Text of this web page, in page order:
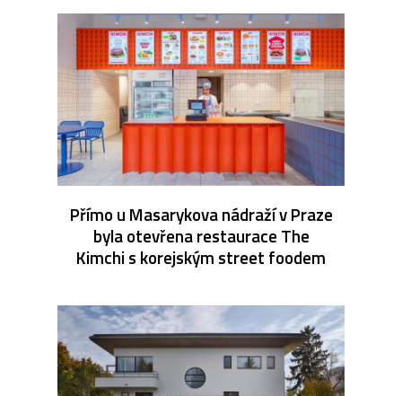
Přímo u Masarykova nádraží v Praze
byla otevřena restaurace The
Kimchi s korejským street foodem